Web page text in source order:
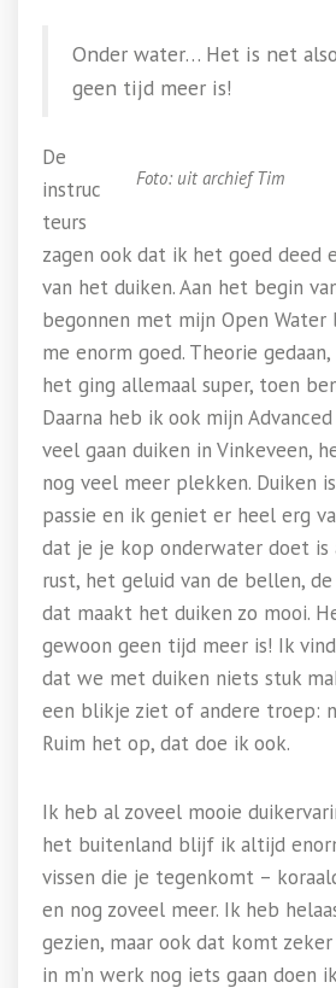
Onder water… Het is net
geen tijd meer is!
Foto: uit archief Tim
De
instruc
teurs
zagen ook dat ik het goed deed
van het duiken. Aan het begin
begonnen met mijn Open
me enorm goed. Theorie
het ging allemaal super, toen
Daarna heb ik ook mijn
veel gaan duiken in Vinkeveen,
nog veel meer plekken. Duiken
passie en ik geniet er heel erg
dat je je kop onderwater doet is
rust, het geluid van de bellen,
dat maakt het duiken zo mooi.
gewoon geen tijd meer is! Ik
dat we met duiken niets stuk
een blikje ziet of andere troep:
Ruim het op, dat doe ik ook.
Ik heb al zoveel mooie
het buitenland blijf ik altijd
vissen die je tegenkomt –
en nog zoveel meer. Ik heb
gezien, maar ook dat komt
in m’n werk nog iets gaan doen